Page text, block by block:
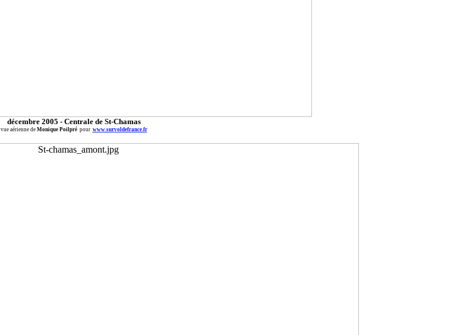
décembre 2005 - Centrale de St-Chamas
vue aérienne deMonique Poilpré pour www.survoldefrance.fr